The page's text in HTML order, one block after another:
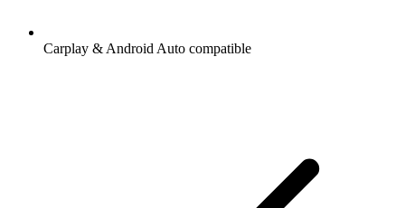
Carplay & Android Auto compatible